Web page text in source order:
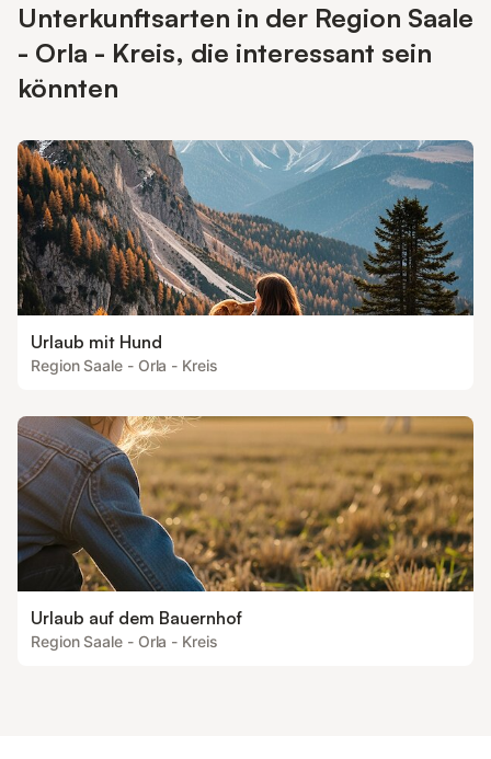
Unterkunftsarten in der Region Saale
- Orla - Kreis, die interessant sein
könnten
Urlaub mit Hund
Region Saale - Orla - Kreis
Urlaub auf dem Bauernhof
Region Saale - Orla - Kreis